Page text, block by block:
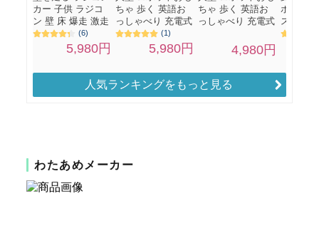
人気ランキングをもっと見る
わたあめメーカー